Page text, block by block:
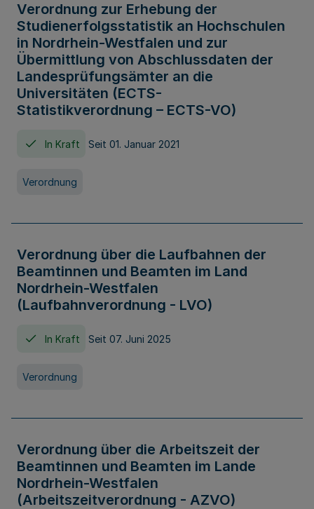
Verordnung zur Erhebung der
Studienerfolgsstatistik an Hochschulen
in Nordrhein-Westfalen und zur
Übermittlung von Abschlussdaten der
Landesprüfungsämter an die
Universitäten (ECTS-
Statistikverordnung – ECTS-VO)
In Kraft Seit 01. Januar 2021
Verordnung
Verordnung über die Laufbahnen der
Beamtinnen und Beamten im Land
Nordrhein-Westfalen
(Laufbahnverordnung - LVO)
In Kraft Seit 07. Juni 2025
Verordnung
Verordnung über die Arbeitszeit der
Beamtinnen und Beamten im Lande
Nordrhein-Westfalen
(Arbeitszeitverordnung - AZVO)